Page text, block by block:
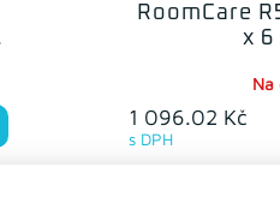
RoomCare
x 6
1 096.02 Kč
s DPH
Na